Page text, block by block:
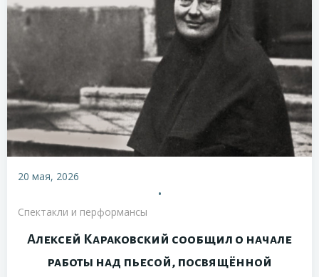
20 мая, 2026
•
Спектакли и перформансы
Алексей Караковский сообщил о начале
работы над пьесой, посвящённой